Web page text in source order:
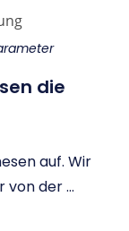
die
auf. Wir
von der …